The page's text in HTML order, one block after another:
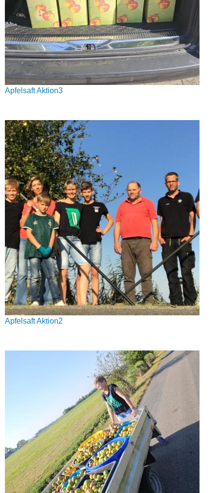
Apfelsaft Aktion3
Apfelsaft Aktion2